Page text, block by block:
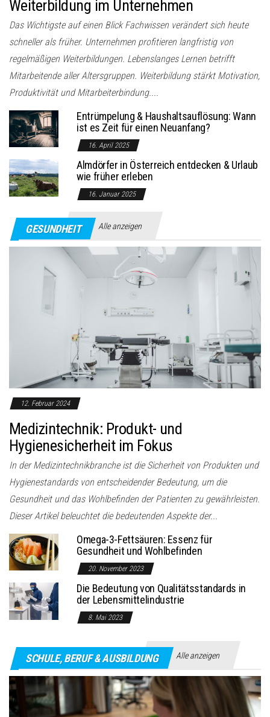
Weiterbildung im Unternehmen
Das Wichtigste auf einen Blick Fachwissen verändert sich heute
schneller als früher. Unternehmen profitieren langfristig von
regelmäßigen Weiterbildungen. Lebenslanges Lernen betrifft
Mitarbeitende aller Altersgruppen. Weiterbildung stärkt Motivation,
Produktivität und Mitarbeiterbindung....
Entrümpelung & Haushaltsauflösung: Wann
ist es Zeit für einen Neuanfang?
16. April 2025
Almdörfer in Österreich entdecken & Urlaub
wie früher erleben
16. Januar 2025
GESUNDHEIT Alle anzeigen
12. Februar 2024
Medizintechnik: Produkt- und
Hygienesicherheit im Fokus
In der Medizintechnikbranche ist die Sicherheit von Produkten und
Hygienestandards von entscheidender Bedeutung, um die
Gesundheit und das Wohlbefinden der Patienten zu gewährleisten.
Dieser Artikel beleuchtet die bedeutenden Aspekte der...
Omega-3-Fettsäuren: Essenz für
Gesundheit und Wohlbefinden
20. November 2023
Die Bedeutung von Qualitätsstandards in
der Lebensmittelindustrie
8. Mai 2023
SCHULE, BERUF & AUSBILDUNG Alle anzeigen